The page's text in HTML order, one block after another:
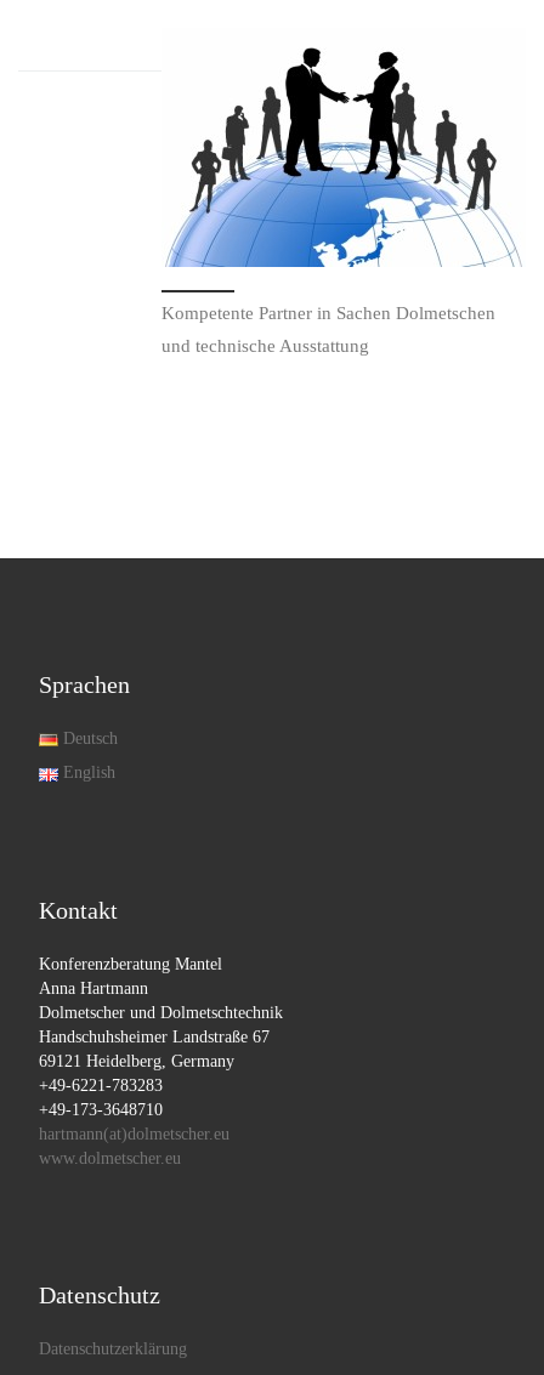
Kompetente Partner in Sachen Dolmetschen
und technische Ausstattung
Sprachen
Deutsch
English
Kontakt
Konferenzberatung Mantel
Anna Hartmann
Dolmetscher und Dolmetschtechnik
Handschuhsheimer Landstraße 67
69121 Heidelberg, Germany
+49-6221-783283
+49-173-3648710
hartmann(at)dolmetscher.eu
www.dolmetscher.eu
Datenschutz
Datenschutzerklärung